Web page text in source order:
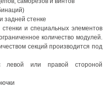
задней стенке
и специальных элементов
количество модулей.
секций производится под
левой или правой стороной